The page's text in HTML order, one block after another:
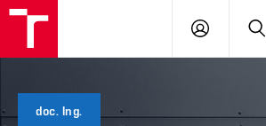
PŘIHLÁSIT
doc. Ing.